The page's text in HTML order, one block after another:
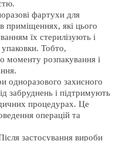
фартухи для
приміщеннях, які цього
їх стерилізують і
упаковки. Тобто,
моменту розпакування і
одноразового захисного
забруднень і підтримують
процедурах. Це
операцій та
застосування вироби